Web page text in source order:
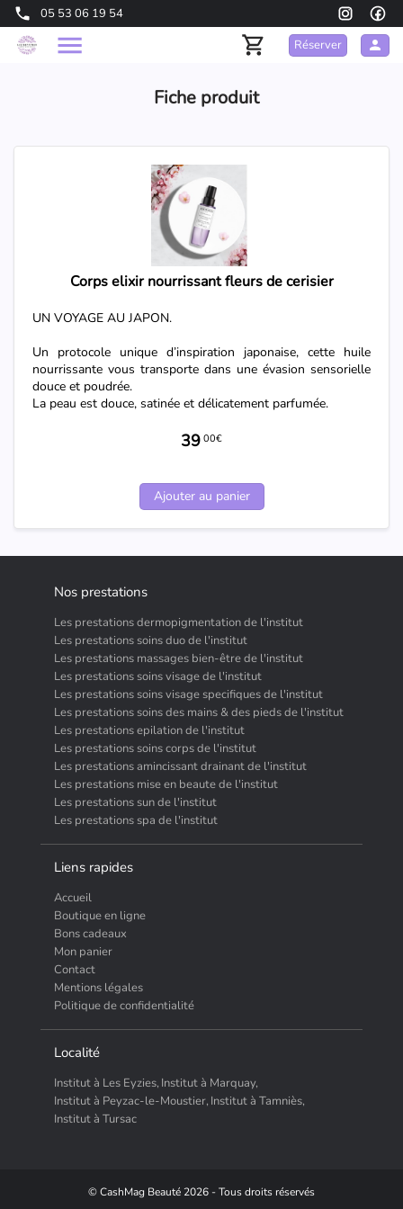
05 53 06 19 54
Réserver
Fiche produit
Corps elixir nourrissant fleurs de cerisier
UN VOYAGE AU JAPON.
Un protocole unique d’inspiration japonaise, cette huile
nourrissante vous transporte dans une évasion sensorielle
douce et poudrée.
La peau est douce, satinée et délicatement parfumée.
39 00€
Ajouter au panier
Nos prestations
Les prestations dermopigmentation de l'institut
Les prestations soins duo de l'institut
Les prestations massages bien-être de l'institut
Les prestations soins visage de l'institut
Les prestations soins visage specifiques de l'institut
Les prestations soins des mains & des pieds de l'institut
Les prestations epilation de l'institut
Les prestations soins corps de l'institut
Les prestations amincissant drainant de l'institut
Les prestations mise en beaute de l'institut
Les prestations sun de l'institut
Les prestations spa de l'institut
Liens rapides
Accueil
Boutique en ligne
Bons cadeaux
Mon panier
Contact
Mentions légales
Politique de confidentialité
Localité
Institut à Les Eyzies, Institut à Marquay,
Institut à Peyzac-le-Moustier, Institut à Tamniès,
Institut à Tursac
© CashMag Beauté 2026 - Tous droits réservés